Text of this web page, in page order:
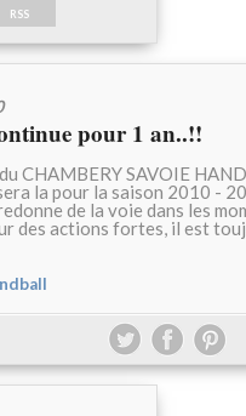
RSS
pour 1 an..!!
CHAMBERY SAVOIE
la pour la saison 2010 -
de la voie dans les
des actions fortes, il est